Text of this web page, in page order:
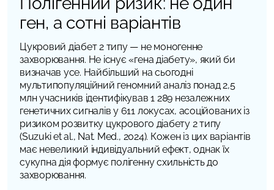
ген, а сотні варіантів
Цукровий діабет 2 типу — не моногенне
захворювання. Не існує «гена діабету», який би
визначав усе. Найбільший на сьогодні
мультипопуляційний геномний аналіз понад 2,5
млн учасників ідентифікував 1 289 незалежних
генетичних сигналів у 611 локусах, асоційованих із
ризиком розвитку цукрового діабету 2 типу
(Suzuki et al., Nat. Med., 2024). Кожен із цих варіантів
має невеликий індивідуальний ефект, однак їх
сукупна дія формує полігенну схильність до
захворювання.